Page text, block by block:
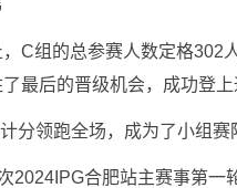
C组的总参赛人数定格302
最后的晋级机会，成功登上
分领跑全场，成为了小组赛
2024IPG合肥站主赛事第